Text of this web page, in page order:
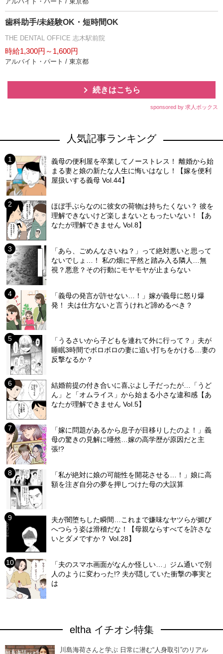
歯科助手/未経験OK・短時間OK
THE DENTAL OFFICE 志木駅前院
時給1,300円～1,600円
アルバイト・パート / 東京都
続きはこちら
sponsored by 求人ボックス
人気記事ランキング
義母の便利屋を卒業してノーストレス！ 離婚から始
まる妻と娘の新たな人生に悔いはなし！【嫁を便利
屋扱いする義母 Vol.44】
ほぼ手ぶらなのに彼女の荷物は持ちたくない？ 彼を
理解できないけど楽しまないともったいない！【あ
なたが理解できません Vol.8】
「あら、ごめんなさいね？」って絶対悪いと思って
ないでしょ…！ 私の畑に平然と踏み入る隣人…無
視？悪意？その行動にモヤモヤが止まらない
「義母の発言が許せない…！」嫁が義母に怒り爆
発！ 夫は仕方ないと言うけれど諦めるべき？
「うるさいから子どもを連れて外に行って？」夫が
睡眠3時間でボロボロの妻に追い打ちをかける…妻の
反撃なるか？
結婚前提の付き合いに喜ぶよし子だったが…「うど
ん」と「オムライス」から始まる小さな違和感【あ
なたが理解できません Vol.5】
「嫁に問題があるから息子が目移りしたのよ！」義
母の驚きの見解に唖然…嫁の高学歴が原因だと主
張!?
「私が絶対に娘の可能性を開花させる…！」娘に高
額を注ぎ自分の夢を押しつけた母の大誤算
夫が闇堕ちした瞬間…これまで嫌味なヤツらが媚び
へつらう姿は滑稽だな！【母親ならすべてを許さな
いとダメですか？ Vol.28】
「夫のスマホ画面がなんか怪しい…」ジム通いで別
人のように変わった!? 夫が隠していた衝撃の事実と
は
eltha イチオシ特集
川島海荷さんと学ぶ 日常に潜む“人身取引”のリアル